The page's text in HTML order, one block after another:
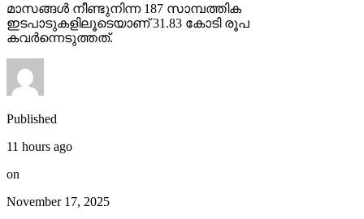
മാസങ്ങള്‍ നീണ്ടുനിന്ന 187 സാമ്പത്തിക
ഇടപാടുകളിലൂടെയാണ് 31.83 കോടി രൂപ
കവര്‍ന്നെടുത്തത്.
Published
11 hours ago
on
November 17, 2025